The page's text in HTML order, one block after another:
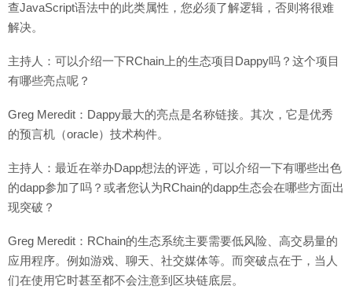
查JavaScript语法中的此类属性，您必须了解逻辑，否则将很难
解决。
主持人：可以介绍一下RChain上的生态项目Dappy吗？这个项目
有哪些亮点呢？
Greg Meredit：Dappy最大的亮点是名称链接。其次，它是优秀
的预言机（oracle）技术构件。
主持人：最近在举办Dapp想法的评选，可以介绍一下有哪些出色
的dapp参加了吗？或者您认为RChain的dapp生态会在哪些方面出
现突破？
Greg Meredit：RChain的生态系统主要需要低风险、高交易量的
应用程序。例如游戏、聊天、社交媒体等。而突破点在于，当人
们在使用它时甚至都不会注意到区块链底层。